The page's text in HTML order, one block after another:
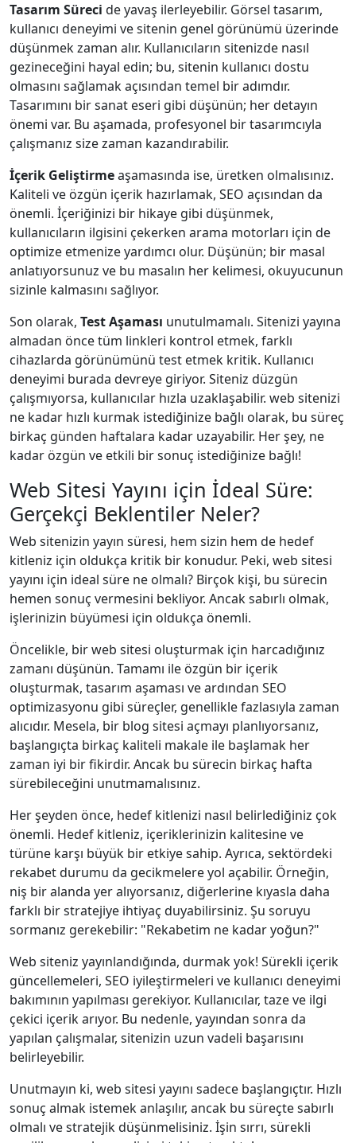
Tasarım Süreci de yavaş ilerleyebilir. Görsel tasarım,
kullanıcı deneyimi ve sitenin genel görünümü üzerinde
düşünmek zaman alır. Kullanıcıların sitenizde nasıl
gezineceğini hayal edin; bu, sitenin kullanıcı dostu
olmasını sağlamak açısından temel bir adımdır.
Tasarımını bir sanat eseri gibi düşünün; her detayın
önemi var. Bu aşamada, profesyonel bir tasarımcıyla
çalışmanız size zaman kazandırabilir.
İçerik Geliştirmeaşamasında ise, üretken olmalısınız.
Kaliteli ve özgün içerik hazırlamak, SEO açısından da
önemli. İçeriğinizi bir hikaye gibi düşünmek,
kullanıcıların ilgisini çekerken arama motorları için de
optimize etmenize yardımcı olur. Düşünün; bir masal
anlatıyorsunuz ve bu masalın her kelimesi, okuyucunun
sizinle kalmasını sağlıyor.
Son olarak, Test Aşaması unutulmamalı. Sitenizi yayına
almadan önce tüm linkleri kontrol etmek, farklı
cihazlarda görünümünü test etmek kritik. Kullanıcı
deneyimi burada devreye giriyor. Siteniz düzgün
çalışmıyorsa, kullanıcılar hızla uzaklaşabilir. web sitenizi
ne kadar hızlı kurmak istediğinize bağlı olarak, bu süreç
birkaç günden haftalara kadar uzayabilir. Her şey, ne
kadar özgün ve etkili bir sonuç istediğinize bağlı!
Web Sitesi Yayını için İdeal Süre:
Gerçekçi Beklentiler Neler?
Web sitenizin yayın süresi, hem sizin hem de hedef
kitleniz için oldukça kritik bir konudur. Peki, web sitesi
yayını için ideal süre ne olmalı? Birçok kişi, bu sürecin
hemen sonuç vermesini bekliyor. Ancak sabırlı olmak,
işlerinizin büyümesi için oldukça önemli.
Öncelikle, bir web sitesi oluşturmak için harcadığınız
zamanı düşünün. Tamamı ile özgün bir içerik
oluşturmak, tasarım aşaması ve ardından SEO
optimizasyonu gibi süreçler, genellikle fazlasıyla zaman
alıcıdır. Mesela, bir blog sitesi açmayı planlıyorsanız,
başlangıçta birkaç kaliteli makale ile başlamak her
zaman iyi bir fikirdir. Ancak bu sürecin birkaç hafta
sürebileceğini unutmamalısınız.
Her şeyden önce, hedef kitlenizi nasıl belirlediğiniz çok
önemli. Hedef kitleniz, içeriklerinizin kalitesine ve
türüne karşı büyük bir etkiye sahip. Ayrıca, sektördeki
rekabet durumu da gecikmelere yol açabilir. Örneğin,
niş bir alanda yer alıyorsanız, diğerlerine kıyasla daha
farklı bir stratejiye ihtiyaç duyabilirsiniz. Şu soruyu
sormanız gerekebilir: "Rekabetim ne kadar yoğun?"
Web siteniz yayınlandığında, durmak yok! Sürekli içerik
güncellemeleri, SEO iyileştirmeleri ve kullanıcı deneyimi
bakımının yapılması gerekiyor. Kullanıcılar, taze ve ilgi
çekici içerik arıyor. Bu nedenle, yayından sonra da
yapılan çalışmalar, sitenizin uzun vadeli başarısını
belirleyebilir.
Unutmayın ki, web sitesi yayını sadece başlangıçtır. Hızlı
sonuç almak istemek anlaşılır, ancak bu süreçte sabırlı
olmalı ve stratejik düşünmelisiniz. İşin sırrı, sürekli